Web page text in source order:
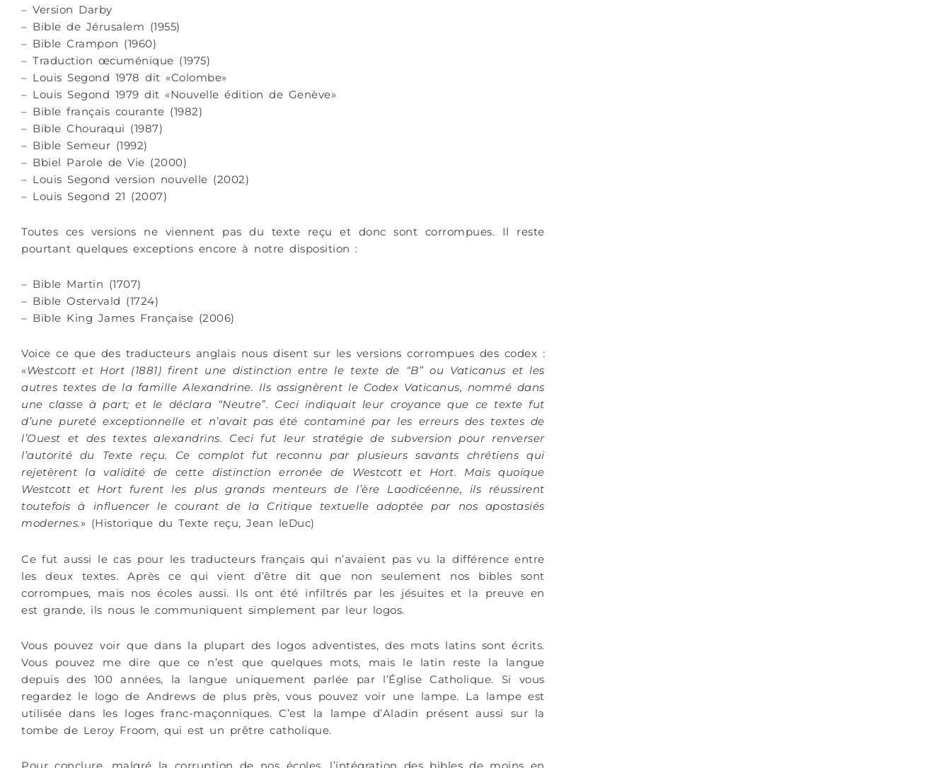
– Version Darby
– Bible de Jérusalem (1955)
– Bible Crampon (1960)
– Traduction œcuménique (1975)
– Louis Segond 1978 dit «Colombe»
– Louis Segond 1979 dit «Nouvelle édition de Genève»
– Bible français courante (1982)
– Bible Chouraqui (1987)
– Bible Semeur (1992)
– Bbiel Parole de Vie (2000)
– Louis Segond version nouvelle (2002)
– Louis Segond 21 (2007)
Toutes ces versions ne viennent pas du texte reçu et donc sont corrompues. Il reste
pourtant quelques exceptions encore à notre disposition :
– Bible Martin (1707)
– Bible Ostervald (1724)
– Bible King James Française (2006)
Voice ce que des traducteurs anglais nous disent sur les versions corrompues des codex :
«Westcott et Hort (1881) firent une distinction entre le texte de “B” ou Vaticanus et les
autres textes de la famille Alexandrine. Ils assignèrent le Codex Vaticanus, nommé dans
une classe à part; et le déclara “Neutre”. Ceci indiquait leur croyance que ce texte fut
d’une pureté exceptionnelle et n’avait pas été contaminé par les erreurs des textes de
l’Ouest et des textes alexandrins. Ceci fut leur stratégie de subversion pour renverser
l’autorité du Texte reçu. Ce complot fut reconnu par plusieurs savants chrétiens qui
rejetèrent la validité de cette distinction erronée de Westcott et Hort. Mais quoique
Westcott et Hort furent les plus grands menteurs de l’ère Laodicéenne, ils réussirent
toutefois à influencer le courant de la Critique textuelle adoptée par nos apostasiés
modernes.» (Historique du Texte reçu, Jean leDuc)
Ce fut aussi le cas pour les traducteurs français qui n’avaient pas vu la différence entre
les deux textes. Après ce qui vient d’être dit que non seulement nos bibles sont
corrompues, mais nos écoles aussi. Ils ont été infiltrés par les jésuites et la preuve en
est grande, ils nous le communiquent simplement par leur logos.
Vous pouvez voir que dans la plupart des logos adventistes, des mots latins sont écrits.
Vous pouvez me dire que ce n’est que quelques mots, mais le latin reste la langue
depuis des 100 années, la langue uniquement parlée par l’Église Catholique. Si vous
regardez le logo de Andrews de plus près, vous pouvez voir une lampe. La lampe est
utilisée dans les loges franc-maçonniques. C’est la lampe d’Aladin présent aussi sur la
tombe de Leroy Froom, qui est un prêtre catholique.